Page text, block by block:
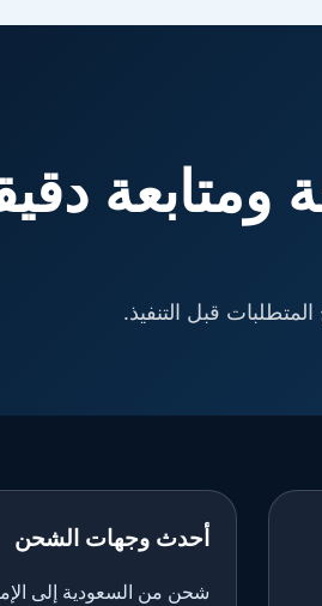
قبل التنفيذ.
أحدث وجهات الشحن
شحن من السعودية إلى